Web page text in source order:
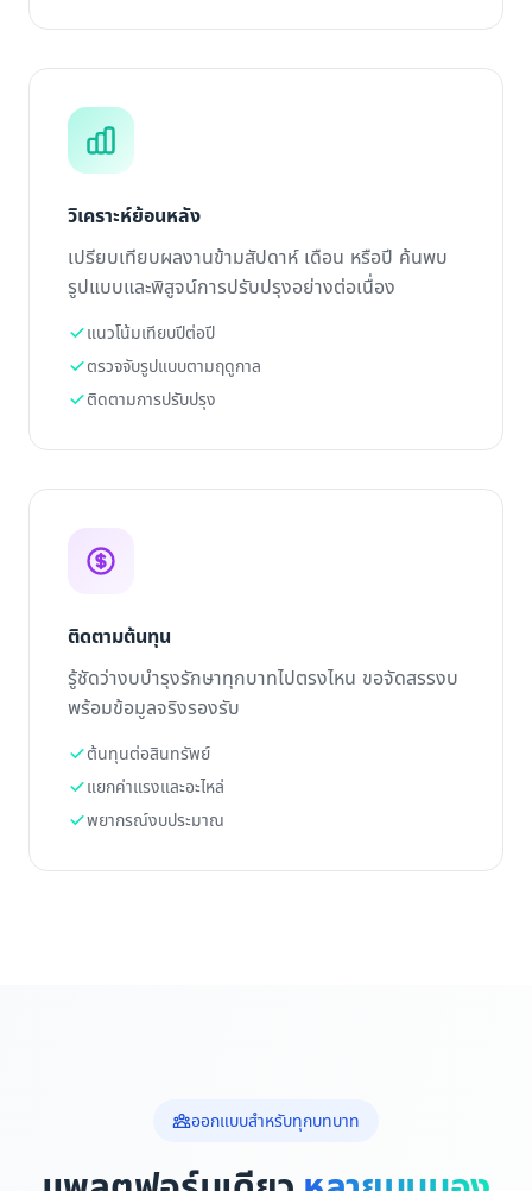
วิเคราะห์ย้อนหลัง
เปรียบเทียบผลงานข้ามสัปดาห์ เดือน หรือปี ค้นพบ
รูปแบบและพิสูจน์การปรับปรุงอย่างต่อเนื่อง
แนวโน้มเทียบปีต่อปี
ตรวจจับรูปแบบตามฤดูกาล
ติดตามการปรับปรุง
ติดตามต้นทุน
รู้ชัดว่างบบำรุงรักษาทุกบาทไปตรงไหน ขอจัดสรรงบ
พร้อมข้อมูลจริงรองรับ
ต้นทุนต่อสินทรัพย์
แยกค่าแรงและอะไหล่
พยากรณ์งบประมาณ
ออกแบบสำหรับทุกบทบาท